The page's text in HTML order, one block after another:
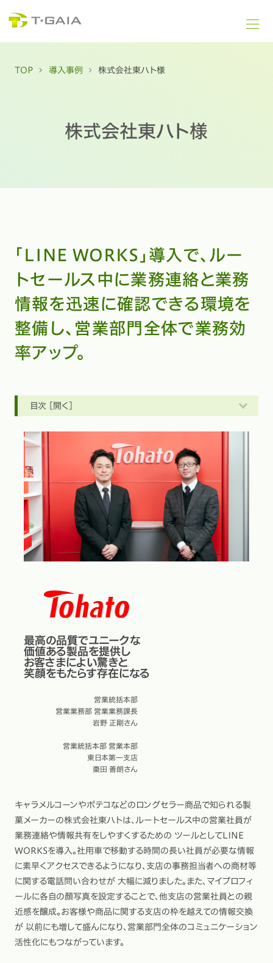
TOP 導入事例 株式会社東ハト様
株式会社東ハト様
「LINE WORKS」導入で、ルー
トセールス中に業務連絡と業務
情報を迅速に確認できる環境を
整備し、営業部門全体で業務効
率アップ。
目次 [開く]
最高の品質でユニークな
価値ある製品を提供し
お客さまによい驚きと
笑顔をもたらす存在になる
営業統括本部
営業業務部 営業業務課長
岩野 正剛さん
営業統括本部 営業本部
東日本第一支店
棗田 善朗さん
キャラメルコーンやポテコなどのロングセラー商品で知られる製
菓メーカーの株式会社東ハトは、ルートセールス中の営業社員が
業務連絡や情報共有をしやすくするための ツールとしてLINE
WORKSを導入。社用車で移動する時間の長い社員が必要な情報
に素早くアクセスできるようになり、支店の事務担当者への商材等
に関する電話問い合わせが 大幅に減りました。また、マイプロフィ
ールに各自の顏写真を設定することで、他支店の営業社員との親
近感を醸成。お客様や商品に関する支店の枠を越えての情報交換
が 以前にも増して盛んになり、営業部門全体のコミュニケーション
活性化にもつながっています。